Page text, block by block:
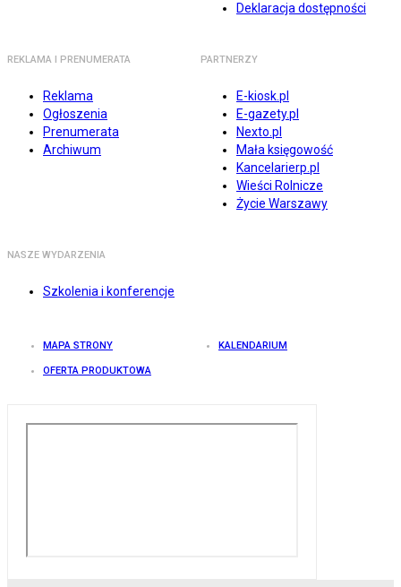
Deklaracja dostępności
REKLAMA I PRENUMERATA
Reklama
Ogłoszenia
Prenumerata
Archiwum
PARTNERZY
E-kiosk.pl
E-gazety.pl
Nexto.pl
Mała księgowość
Kancelarierp.pl
Wieści Rolnicze
Życie Warszawy
NASZE WYDARZENIA
Szkolenia i konferencje
MAPA STRONY KALENDARIUM
OFERTA PRODUKTOWA